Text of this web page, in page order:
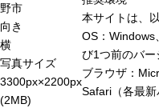
野市
向き
横
写真サイズ
3300px×2200px
(2MB)
本サイトは、
OS：Windows
び1つ前のバー
ブラウザ：
Safari（各最新